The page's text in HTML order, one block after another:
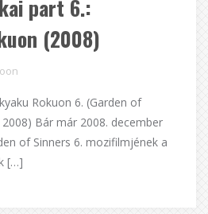
part 6.:
(2008)
Rokuon 6. (Garden of
Bár már 2008. december
of Sinners 6. mozifilmjének a
[…]